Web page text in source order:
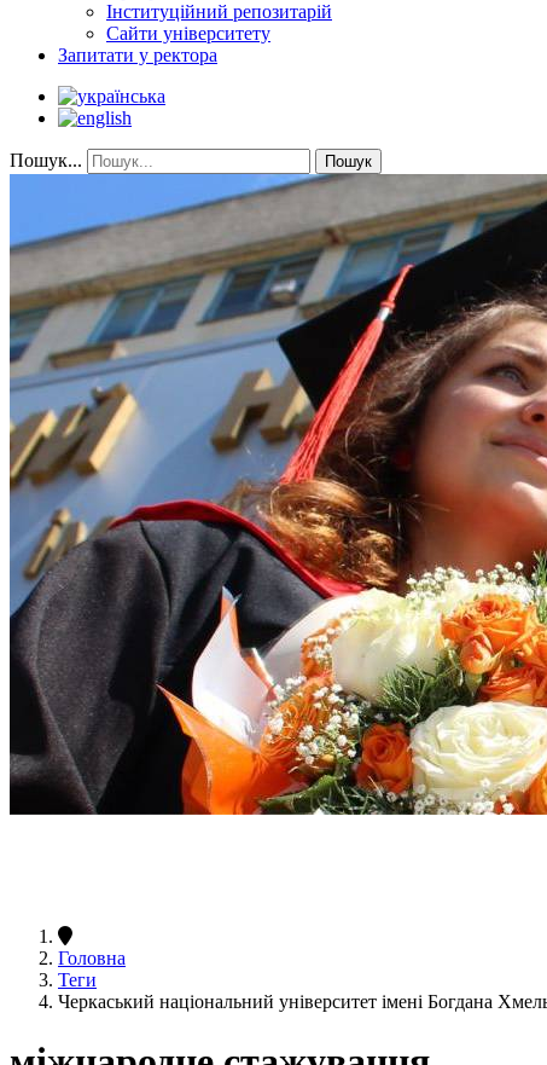
Інституційний репозитарій
Сайти університету
Запитати у ректора
Пошук... Пошук
Головна
Теги
Черкаський національний університет імені Богдана